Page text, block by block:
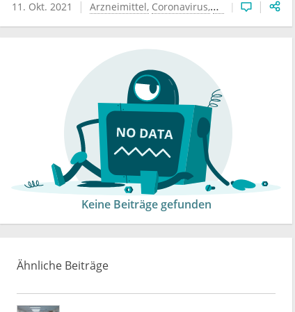
11. Okt. 2021 Arzneimittel Coronavirus COVID-19
Keine Beiträge gefunden
Ähnliche Beiträge